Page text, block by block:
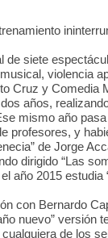
de siete
violencia
Cruz y Comedia
años,
mismo año
profesores, y
de Jorge
dirigido “Las
año 2015 estudia
con Bernardo
nuevo” versión
de los